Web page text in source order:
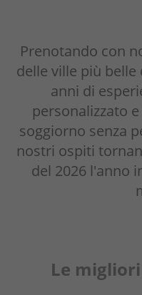
Prenotando con
delle ville più belle
anni di
personalizzato
soggiorno senza
nostri ospiti
del 2026 l'anno
Le